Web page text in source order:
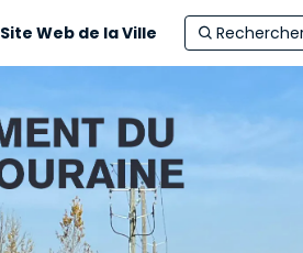
Site Web de la Ville